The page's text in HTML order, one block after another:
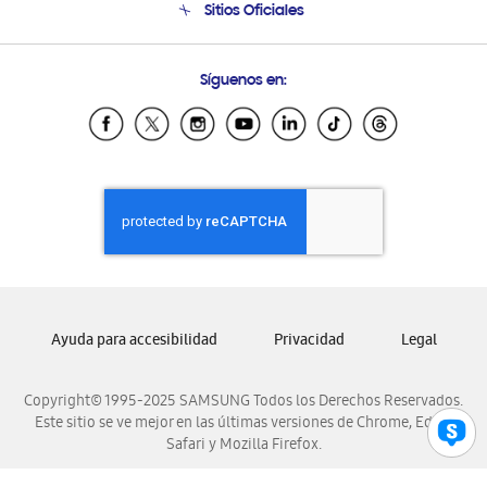
Soporte vía eMail
Sitios Oficiales
Samsung Ecuador
Samsung El Salvador
Samsung Honduras
Samsung Nicaragua
Samsung Panamá
Samsung Venezuela
Síguenos en:
Copyright© 1995-2025 SAMSUNG Todos los Derechos Reservados.
Este sitio se ve mejor en las últimas versiones de Chrome, Edge,
Safari y Mozilla Firefox.
Ayuda para accesibilidad Privacidad Legal